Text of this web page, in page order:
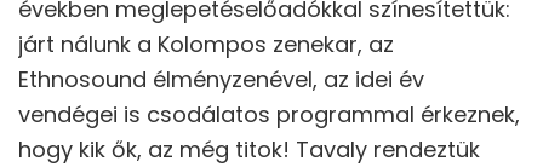
években meglepetéselőadókkal színesítettük:
járt nálunk a Kolompos zenekar, az
Ethnosound élményzenével, az idei év
vendégei is csodálatos programmal érkeznek,
hogy kik ők, az még titok! Tavaly rendeztük